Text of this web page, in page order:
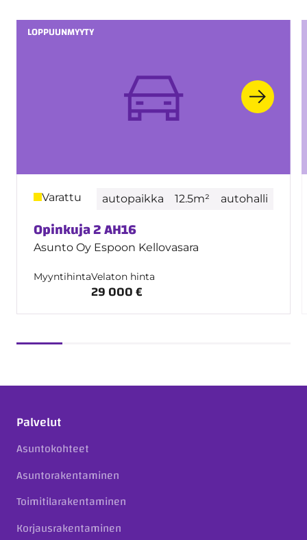
LOPPUUNMYYTY
Varattu autopaikka 12.5m² autohalli
Opinkuja 2 AH16
Asunto Oy Espoon Kellovasara
MyyntihintaVelaton hinta
29 000 €
Palvelut
Asuntokohteet
Asuntorakentaminen
Toimitilarakentaminen
Korjausrakentaminen